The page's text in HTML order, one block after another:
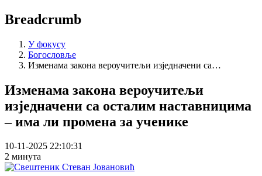
Breadcrumb
У фокусу
Богословље
Изменама закона вероучитељи изједначени са…
Изменама закона вероучитељи
изједначени са осталим наставницима
– има ли промена за ученике
10-11-2025 22:10:31
2 минута